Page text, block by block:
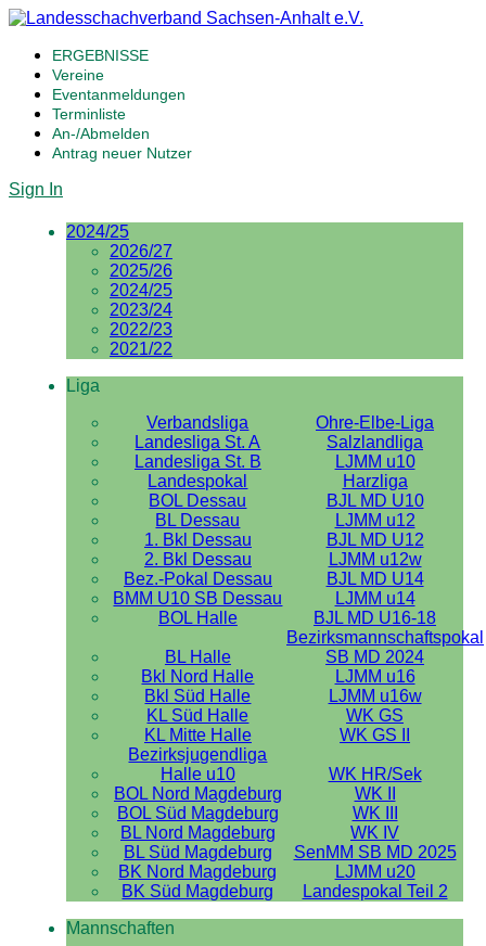
ERGEBNISSE
Vereine
Eventanmeldungen
Terminliste
An-/Abmelden
Antrag neuer Nutzer
Sign In
2024/25
2026/27
2025/26
2024/25
2023/24
2022/23
2021/22
Liga
Verbandsliga
Ohre-Elbe-Liga
Landesliga St. A
Salzlandliga
Landesliga St. B
LJMM u10
Landespokal
Harzliga
BOL Dessau
BJL MD U10
BL Dessau
LJMM u12
1. Bkl Dessau
BJL MD U12
2. Bkl Dessau
LJMM u12w
Bez.-Pokal Dessau
BJL MD U14
BMM U10 SB Dessau
LJMM u14
BOL Halle
BJL MD U16-18
BL Halle
Bezirksmannschaftspokal
SB MD 2024
Bkl Nord Halle
LJMM u16
Bkl Süd Halle
LJMM u16w
KL Süd Halle
WK GS
KL Mitte Halle
WK GS II
Bezirksjugendliga
Halle u10
WK HR/Sek
BOL Nord Magdeburg
WK II
BOL Süd Magdeburg
WK III
BL Nord Magdeburg
WK IV
BL Süd Magdeburg
SenMM SB MD 2025
BK Nord Magdeburg
LJMM u20
BK Süd Magdeburg
Landespokal Teil 2
Mannschaften